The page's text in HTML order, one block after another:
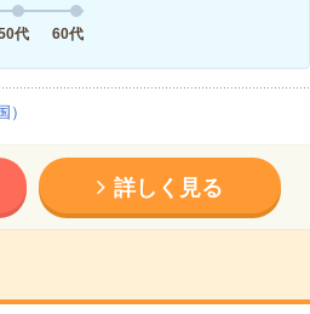
代 60代
詳しく見る